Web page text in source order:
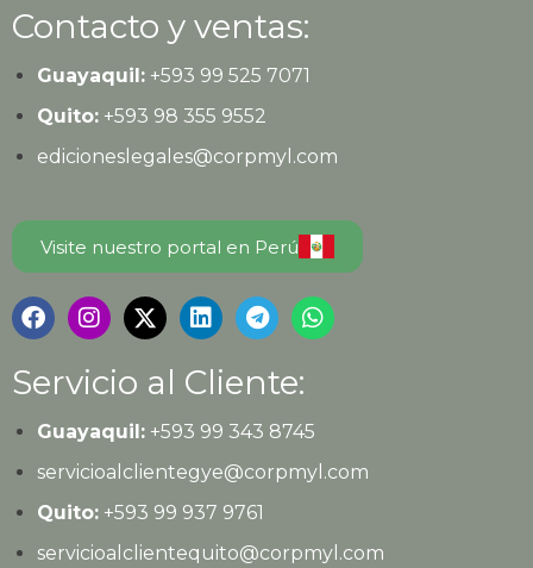
Contacto y ventas:
Guayaquil:+593 99 525 7071
Quito:+593 98 355 9552
edicioneslegales@corpmyl.com
Visite nuestro portal en Perú
Servicio al Cliente:
Guayaquil:+593 99 343 8745
servicioalclientegye@corpmyl.com
Quito:+593 99 937 9761
servicioalclientequito@corpmyl.com